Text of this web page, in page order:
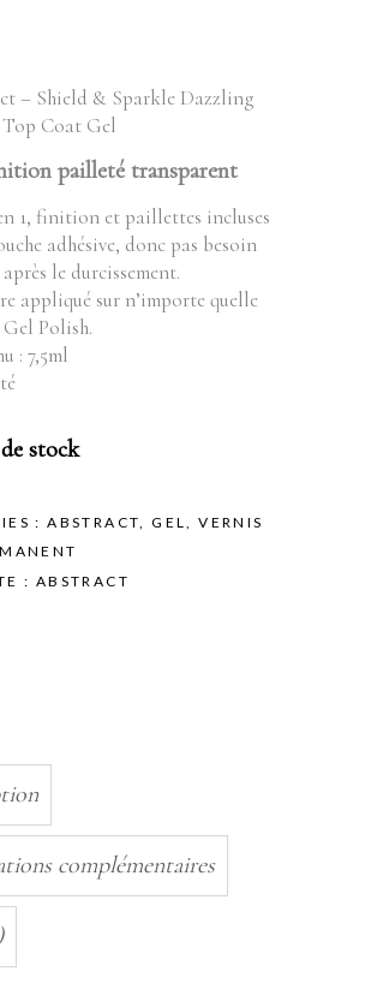
– Shield & Sparkle Dazzling
Coat Gel
pailleté transparent
1, finition et paillettes incluses
adhésive, donc pas besoin
le durcissement.
appliqué sur n’importe quelle
Gel Polish.
: 7,5ml
stock
:ABSTRACT,GEL,VERNIS
: ABSTRACT
complémentaires